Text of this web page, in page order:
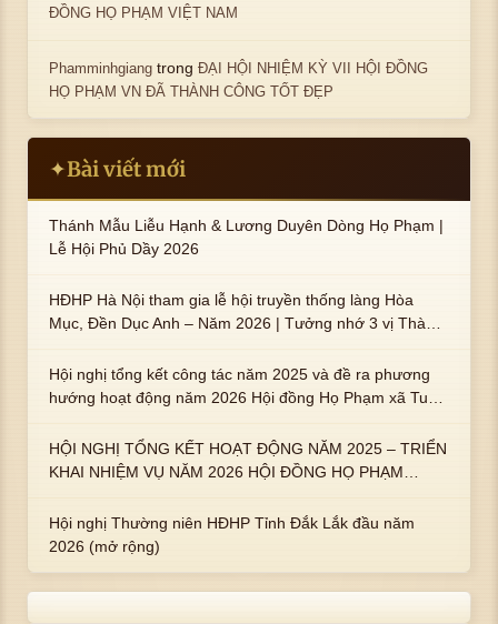
ĐỒNG HỌ PHẠM VIỆT NAM
Phamminhgiang trongĐẠI HỘI NHIỆM KỲ VII HỘI ĐỒNG
HỌ PHẠM VN ĐÃ THÀNH CÔNG TỐT ĐẸP
✦Bài viết mới
Thánh Mẫu Liễu Hạnh & Lương Duyên Dòng Họ Phạm |
Lễ Hội Phủ Dầy 2026
HĐHP Hà Nội tham gia lễ hội truyền thống làng Hòa
Mục, Đền Dục Anh – Năm 2026 | Tưởng nhớ 3 vị Thành
trai : ngài Phạm Huy, Phạm Miện
Hội nghị tổng kết công tác năm 2025 và đề ra phương
hướng hoạt động năm 2026 Hội đồng Họ Phạm xã Tuy
HỘI NGHỊ TỔNG KẾT HOẠT ĐỘNG NĂM 2025 – TRIỂN
KHAI NHIỆM VỤ NĂM 2026 HỘI ĐỒNG HỌ PHẠM
Hội nghị Thường niên HĐHP Tỉnh Đắk Lắk đầu năm
2026 (mở rộng)